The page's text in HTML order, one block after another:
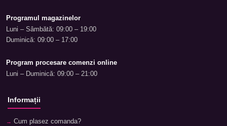
Programul magazinelor
Luni – Sâmbătă: 09:00 – 19:00
Duminică: 09:00 – 17:00
Program procesare comenzi online
Luni – Duminică: 09:00 – 21:00
Informații
Cum plasez comanda?